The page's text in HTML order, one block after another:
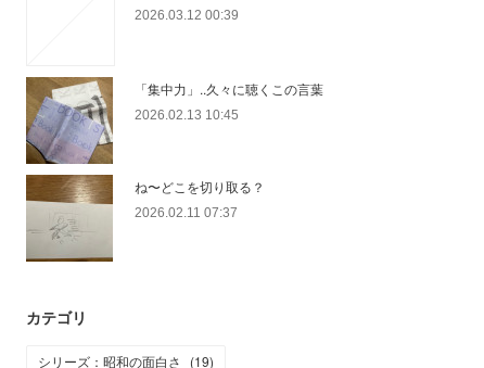
2026.03.12 00:39
「集中力」..久々に聴くこの言葉
2026.02.13 10:45
ね〜どこを切り取る？
2026.02.11 07:37
カテゴリ
シリーズ：昭和の面白さ (19)